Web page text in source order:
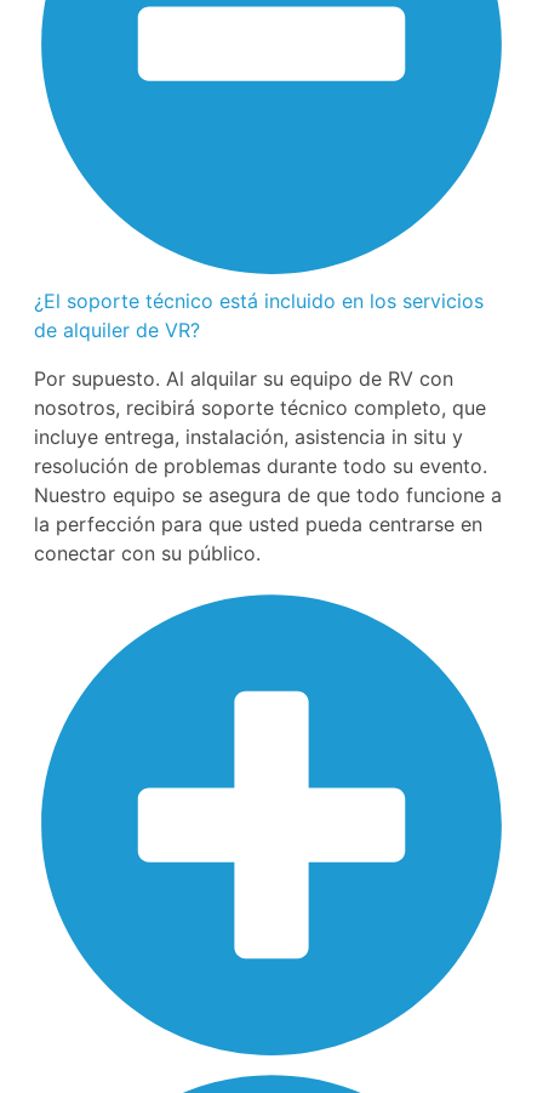
¿El soporte técnico está incluido en los servicios
de alquiler de VR?
Por supuesto. Al alquilar su equipo de RV con
nosotros, recibirá soporte técnico completo, que
incluye entrega, instalación, asistencia in situ y
resolución de problemas durante todo su evento.
Nuestro equipo se asegura de que todo funcione a
la perfección para que usted pueda centrarse en
conectar con su público.